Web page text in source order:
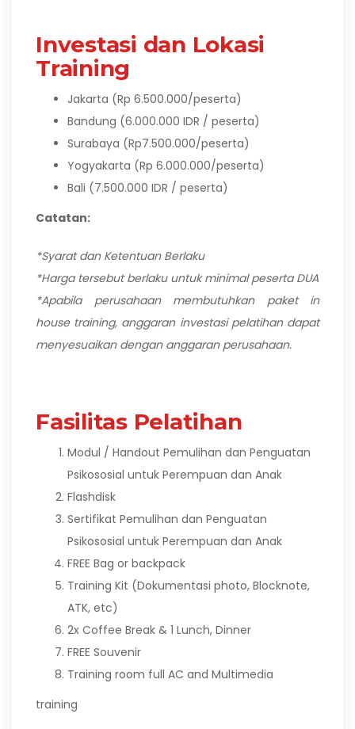
Investasi dan Lokasi
Training
Jakarta (Rp 6.500.000/peserta)
Bandung (6.000.000 IDR / peserta)
Surabaya (Rp7.500.000/peserta)
Yogyakarta (Rp 6.000.000/peserta)
Bali (7.500.000 IDR / peserta)
Catatan:
*Syarat dan Ketentuan Berlaku
*Harga tersebut berlaku untuk minimal peserta DUA
*Apabila perusahaan membutuhkan paket in
house training, anggaran investasi pelatihan dapat
menyesuaikan dengan anggaran perusahaan.
Fasilitas Pelatihan
Modul / Handout Pemulihan dan Penguatan
Psikososial untuk Perempuan dan Anak
Flashdisk
Sertifikat Pemulihan dan Penguatan
Psikososial untuk Perempuan dan Anak
FREE Bag or backpack
Training Kit (Dokumentasi photo, Blocknote,
ATK, etc)
2x Coffee Break & 1 Lunch, Dinner
FREE Souvenir
Training room full AC and Multimedia
training